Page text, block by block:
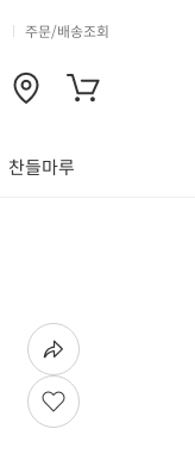
주문/배송조회
찬들마루